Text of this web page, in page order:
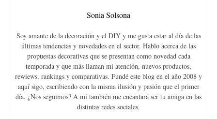
Sonia Solsona
Soy amante de la decoración y el DIY y me gusta estar al día de las
últimas tendencias y novedades en el sector. Hablo acerca de las
propuestas decorativas que se presentan como novedad cada
temporada y que más llaman mi atención, nuevos productos,
rewiews, rankings y comparativas. Fundé este blog en el año 2008 y
aquí sigo, escribiendo con la misma ilusión y pasión que el primer
día. ¿Nos seguimos? A mí también me encantará ser tu amiga en las
distintas redes sociales.